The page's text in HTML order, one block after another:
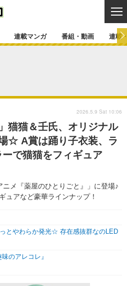
マンガ
イベント
コスプレ
カバー
ラジオ
コラム
連載マンガ 番組・動画 連載
猫猫＆壬氏、オリジナル
☆ A賞は踊り子衣装、ラ
で猫猫をフィギュア
メ『薬屋のひとりごと』」に登場♪
ュアなど豪華ラインナップ！
とやわらか発光☆ 存在感抜群なのLED
のアレコレ』
2026.5.9 Sat 10:06